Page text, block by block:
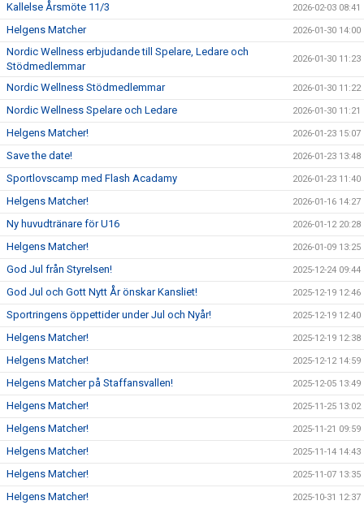
Kallelse Årsmöte 11/3 2026-02-03 08:41
Helgens Matcher 2026-01-30 14:00
Nordic Wellness erbjudande till Spelare, Ledare och
Stödmedlemmar
2026-01-30 11:23
Nordic Wellness Stödmedlemmar 2026-01-30 11:22
Nordic Wellness Spelare och Ledare 2026-01-30 11:21
Helgens Matcher! 2026-01-23 15:07
Save the date! 2026-01-23 13:48
Sportlovscamp med Flash Acadamy 2026-01-23 11:40
Helgens Matcher! 2026-01-16 14:27
Ny huvudtränare för U16 2026-01-12 20:28
Helgens Matcher! 2026-01-09 13:25
God Jul från Styrelsen! 2025-12-24 09:44
God Jul och Gott Nytt År önskar Kansliet! 2025-12-19 12:46
Sportringens öppettider under Jul och Nyår! 2025-12-19 12:40
Helgens Matcher! 2025-12-19 12:38
Helgens Matcher! 2025-12-12 14:59
Helgens Matcher på Staffansvallen! 2025-12-05 13:49
Helgens Matcher! 2025-11-25 13:02
Helgens Matcher! 2025-11-21 09:59
Helgens Matcher! 2025-11-14 14:43
Helgens Matcher! 2025-11-07 13:35
Helgens Matcher! 2025-10-31 12:37